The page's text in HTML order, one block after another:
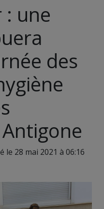
une
des
le 28 mai 2021 à 06:16